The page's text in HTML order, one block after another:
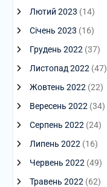
Лютий 2023 (14)
Січень 2023 (16)
Грудень 2022 (37)
Листопад 2022 (47)
Жовтень 2022 (22)
Вересень 2022 (34)
Серпень 2022 (24)
Липень 2022 (16)
Червень 2022 (49)
Травень 2022 (62)